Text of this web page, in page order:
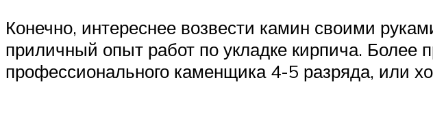
Конечно, интереснее возвести камин своими
приличный опыт работ по укладке кирпича. Более
профессионального каменщика 4-5 разряда, или